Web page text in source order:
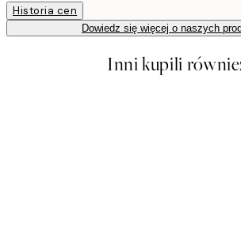
Historia cen
Dowiedz się więcej o naszych
Inni kupili